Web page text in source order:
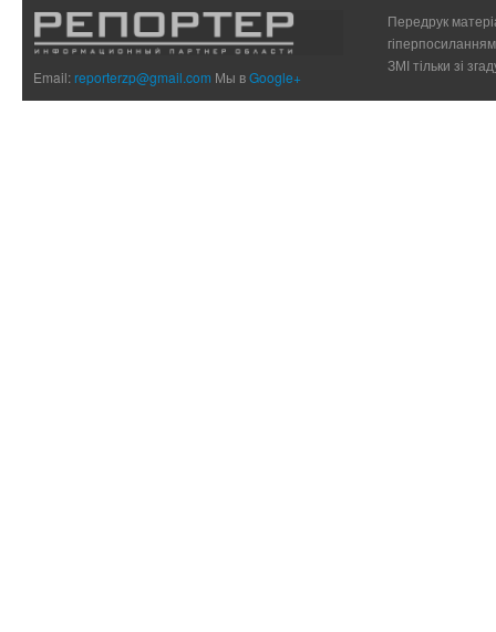
Email:reporterzp@gmail.com Мы вGoogle+
Передрук
ЗМІ тільки зі